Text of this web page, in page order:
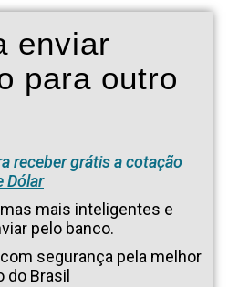
enviar
para outro
receber grátis a cotação
Dólar
mais inteligentes e
pelo banco.
segurança pela melhor
do Brasil